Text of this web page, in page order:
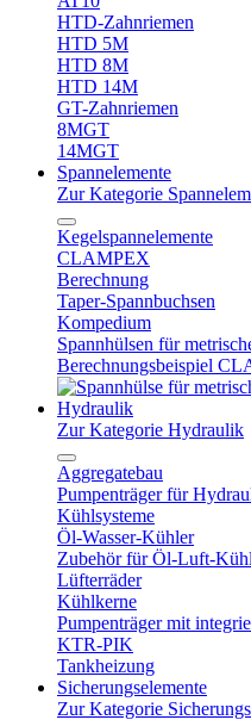
HTD-Zahnriemen
HTD 5M
HTD 8M
HTD 14M
GT-Zahnriemen
8MGT
14MGT
Spannelemente
Zur Kategorie
Kegelspannelemente
CLAMPEX
Berechnung
Taper-Spannbuchsen
Kompedium
Spannhülsen für
Berechnungsbeispiel
Hydraulik
Zur Kategorie Hydraulik
Aggregatebau
Pumpenträger für
Kühlsysteme
Öl-Wasser-Kühler
Zubehör für Öl-Luft-
Lüfterräder
Kühlkerne
Pumpenträger mit
KTR-PIK
Tankheizung
Sicherungselemente
Zur Kategorie